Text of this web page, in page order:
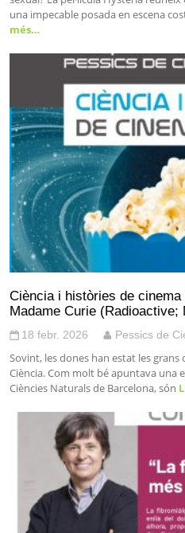
una impecable posada en escena
més…
Ciència i històries de
Madame Curie (Radioactive;
18 febr. 2026 Pessics de
Sovint, les dones han estat les
Ciència. Com molt bé apuntava una
Ciències Naturals de Barcelona, són